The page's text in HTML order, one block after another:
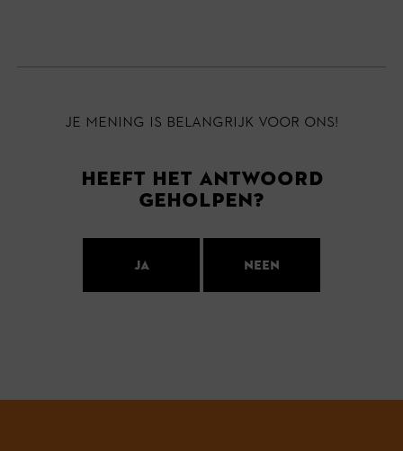
Je mening is belangrijk voor ons!
Heeft het antwoord
geholpen?
Ja Neen